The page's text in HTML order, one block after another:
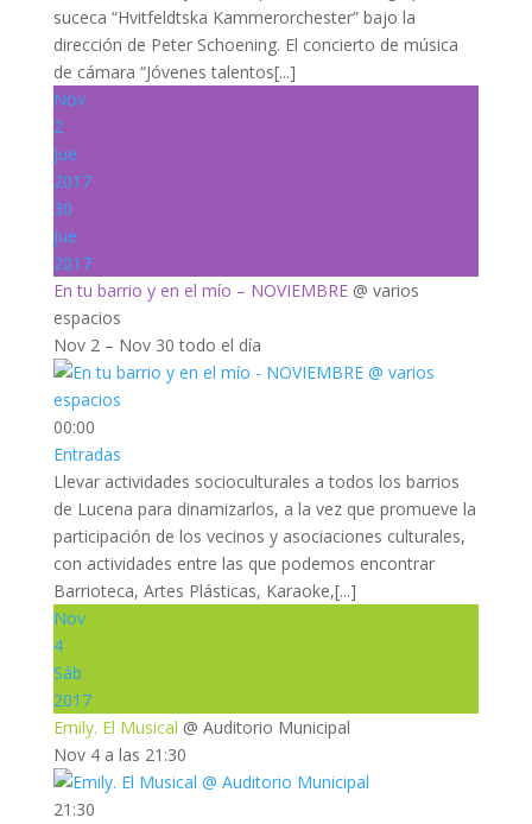
suceca “Hvitfeldtska Kammerorchester” bajo la
dirección de Peter Schoening. El concierto de música
de cámara “Jóvenes talentos[...]
Nov
2
Jue
2017
30
Jue
2017
En tu barrio y en el mío – NOVIEMBRE @ varios
espacios
Nov 2 – Nov 30todo el día
00:00
Entradas
Llevar actividades socioculturales a todos los barrios
de Lucena para dinamizarlos, a la vez que promueve la
participación de los vecinos y asociaciones culturales,
con actividades entre las que podemos encontrar
Barrioteca, Artes Plásticas, Karaoke,[...]
Nov
4
Sáb
2017
Emily. El Musical @ Auditorio Municipal
Nov 4 a las 21:30
21:30